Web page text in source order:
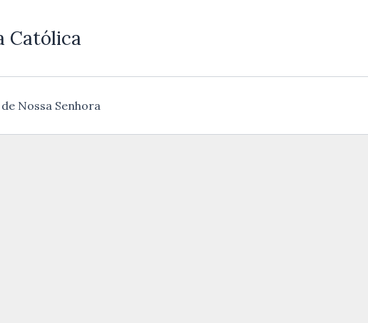
Católica
Nossa Senhora